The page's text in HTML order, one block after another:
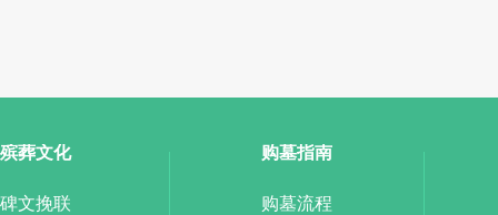
殡葬文化
碑文挽联
购墓指南
购墓流程